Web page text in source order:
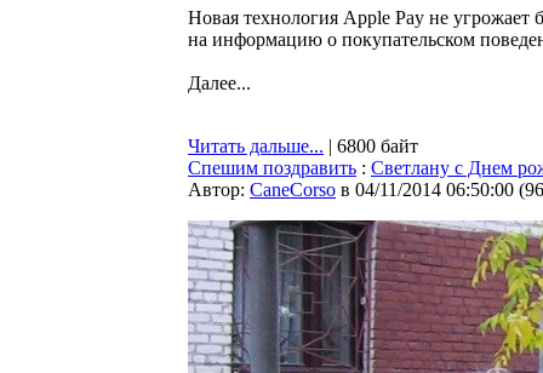
Новая технология Apple Pay не
на информацию о покупательском
Далее...
Читать дальше... | 6800 байт
Спешим поздравить : Cветлану с Днем
Автор: CaneCorso в 04/11/2014 06:50:00 (